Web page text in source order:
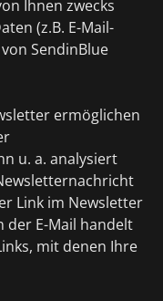
Ihnen zwecks
(z.B. E-Mail-
SendinBlue
ermöglichen
u. a. analysiert
Link im Newsletter
der E-Mail handelt
mit denen Ihre